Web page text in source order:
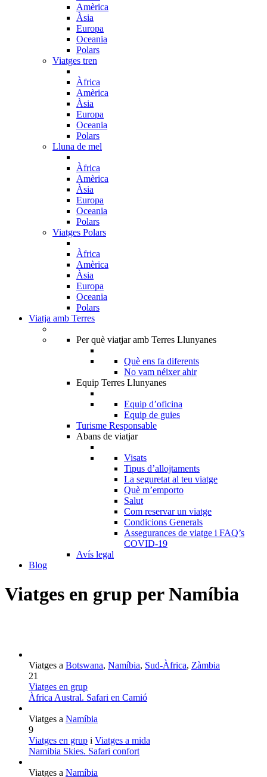
Amèrica
Àsia
Europa
Oceania
Polars
Viatges tren
Àfrica
Amèrica
Àsia
Europa
Oceania
Polars
Lluna de mel
Àfrica
Amèrica
Àsia
Europa
Oceania
Polars
Viatges Polars
Àfrica
Amèrica
Àsia
Europa
Oceania
Polars
Viatja amb Terres
Per què viatjar amb Terres Llunyanes
Què ens fa diferents
No vam néixer ahir
Equip Terres Llunyanes
Equip d’oficina
Equip de guies
Turisme Responsable
Abans de viatjar
Visats
Tipus d’allojtaments
La seguretat al teu viatge
Què m’emporto
Salut
Com reservar un viatge
Condicions Generals
Assegurances de viatge i FAQ’s
COVID-19
Avís legal
Blog
Viatges en grup per Namíbia
Viatges a Botswana, Namíbia, Sud-Àfrica, Zàmbia
21
Viatges en grup
Àfrica Austral. Safari en Camió
Viatges a Namíbia
9
Viatges en grup i Viatges a mida
Namibia Skies. Safari confort
Viatges a Namíbia